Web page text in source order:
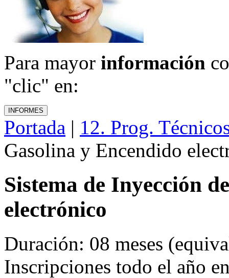
Para mayor información
"clic" en:
Portada | 12. Prog.
Gasolina y Encendido
Sistema de Inyección
electrónico
Duración: 08 meses
Inscripciones todo el año